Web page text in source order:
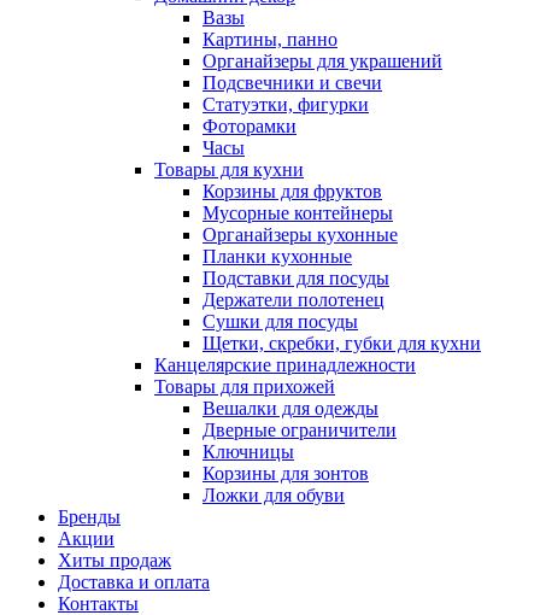
Вазы
Картины, панно
Органайзеры для украшений
Подсвечники и свечи
Статуэтки, фигурки
Фоторамки
Часы
Товары для кухни
Корзины для фруктов
Мусорные контейнеры
Органайзеры кухонные
Планки кухонные
Подставки для посуды
Держатели полотенец
Сушки для посуды
Щетки, скребки, губки для кухни
Канцелярские принадлежности
Товары для прихожей
Вешалки для одежды
Дверные ограничители
Ключницы
Корзины для зонтов
Ложки для обуви
Бренды
Акции
Хиты продаж
Доставка и оплата
Контакты